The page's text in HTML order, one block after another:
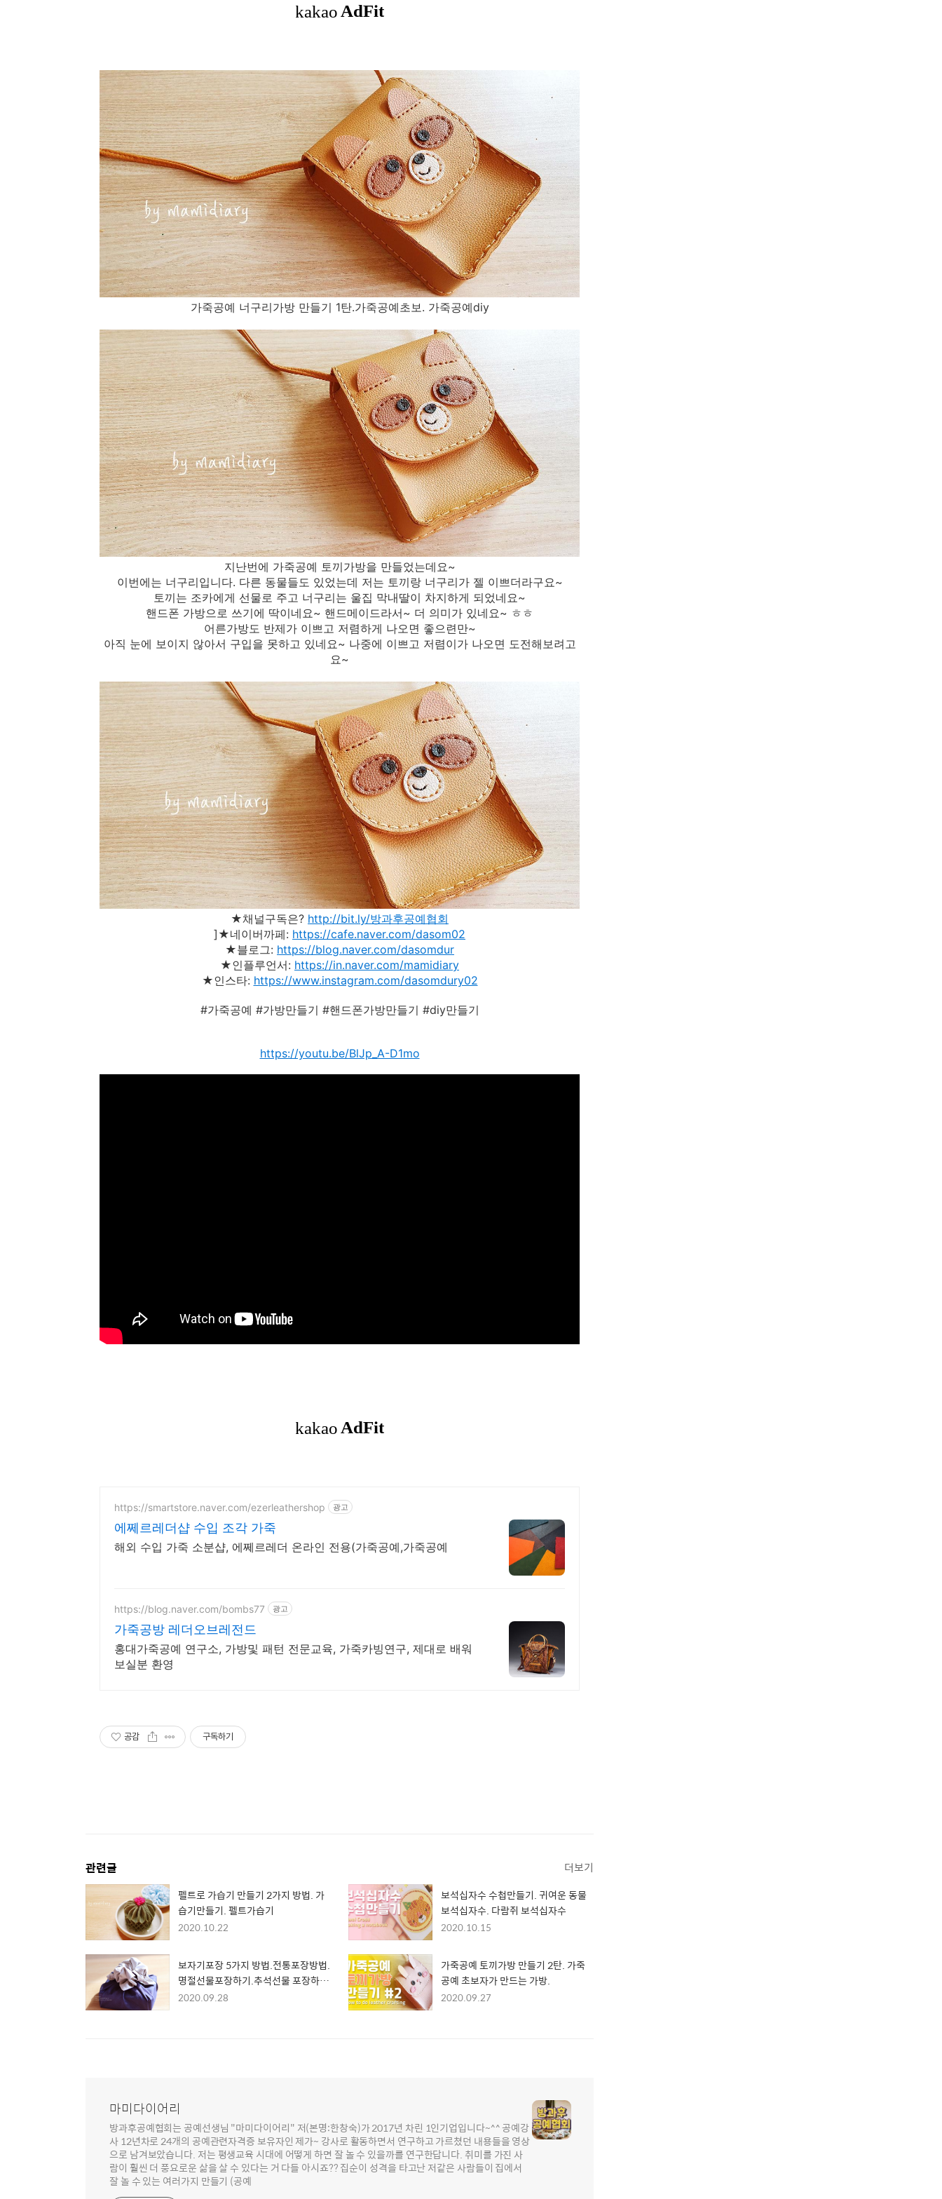
가죽공예 너구리가방 만들기 1탄.가죽공예초보. 가죽공예diy
지난번에 가죽공예 토끼가방을 만들었는데요~
이번에는 너구리입니다. 다른 동물들도 있었는데 저는 토끼랑 너구리가 젤 이쁘더라구요~
토끼는 조카에게 선물로 주고 너구리는 울집 막내딸이 차지하게 되었네요~
핸드폰 가방으로 쓰기에 딱이네요~ 핸드메이드라서~ 더 의미가 있네요~ ㅎㅎ
어른가방도 반제가 이쁘고 저렴하게 나오면 좋으련만~
아직 눈에 보이지 않아서 구입을 못하고 있네요~ 나중에 이쁘고 저렴이가 나오면 도전해보려고
요~
★채널구독은? http://bit.ly/방과후공예협회
]★네이버까페: https://cafe.naver.com/dasom02
★블로그: https://blog.naver.com/dasomdur
★인플루언서: https://in.naver.com/mamidiary
★인스타: https://www.instagram.com/dasomdury02
#가죽공예 #가방만들기 #핸드폰가방만들기 #diy만들기
https://youtu.be/BlJp_A-D1mo
https://smartstore.naver.com/ezerleathershop 광고
에쩨르레더샵 수입 조각 가죽
해외 수입 가죽 소분샵, 에쩨르레더 온라인 전용(가죽공예,가죽공예
https://blog.naver.com/bombs77 광고
가죽공방 레더오브레전드
홍대가죽공예 연구소, 가방및 패턴 전문교육, 가죽카빙연구, 제대로 배워
보실분 환영
공감 구독하기
관련글 더보기
펠트로 가습기 만들기 2가지 방법. 가
습기만들기. 펠트가습기
2020.10.22
보석십자수 수첩만들기. 귀여운 동물
보석십자수. 다람쥐 보석십자수
2020.10.15
보자기포장 5가지 방법.전통포장방법.
명절선물포장하기.추석선물 포장하
기.
2020.09.28
가죽공예 토끼가방 만들기 2탄. 가죽
공예 초보자가 만드는 가방.
2020.09.27
마미다이어리
방과후공예협회는 공예선생님 "마미다이어리" 저(본명:한창숙)가 2017년 차린 1인기업입니다~^^ 공예강
사 12년차로 24개의 공예관련자격증 보유자인 제가~ 강사로 활동하면서 연구하고 가르쳤던 내용들을 영상
으로 남겨보았습니다. 저는 평생교육 시대에 어떻게 하면 잘 놀 수 있을까를 연구한답니다. 취미를 가진 사
람이 훨씬 더 풍요로운 삶을 살 수 있다는 거 다들 아시죠?? 집순이 성격을 타고난 저같은 사람들이 집에서
잘 놀 수 있는 여러가지 만들기 (공예